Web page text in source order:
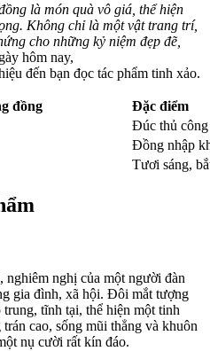
là món quà vô giá, thể hiện
Không chỉ là một vật trang trí,
cho những kỷ niệm đẹp đẽ,
hôm nay,
đến bạn đọc tác phẩm tinh xảo.
đồng
Đặc điểm
Đúc thủ
Đồng nhập
Tươi sáng,
nghiêm nghị của một người đàn
gia đình, xã hội. Đôi mắt tượng
tĩnh tại, thể hiện một tinh
cao, sống mũi thẳng và khuôn
nụ cười rất kín đáo.